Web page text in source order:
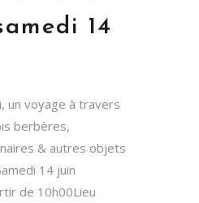
14
un voyage à travers
berbères,
& autres objets
14 juin
de 10h00Lieu